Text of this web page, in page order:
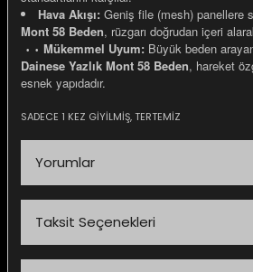
Hava Akışı: Geniş file (mesh) panellere
Mont 58 Beden, rüzgarı doğrudan içeri
• • Mükemmel Uyum: Büyük beden
Dainese Yazlık Mont 58 Beden, hareket
esnek yapıdadır.
SADECE 1 KEZ GİYİLMİŞ, TERTEMİZ
Yorumlar
Taksit Seçenekleri